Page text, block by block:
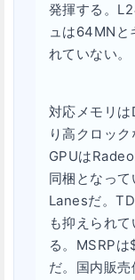
発揮する。
ュは64MNと
れていない。
対応メモリ
り高クロッ
GPUは
同梱となっ
Lanesだ。
も抑えられ
る。MSRP
だ。国内販売